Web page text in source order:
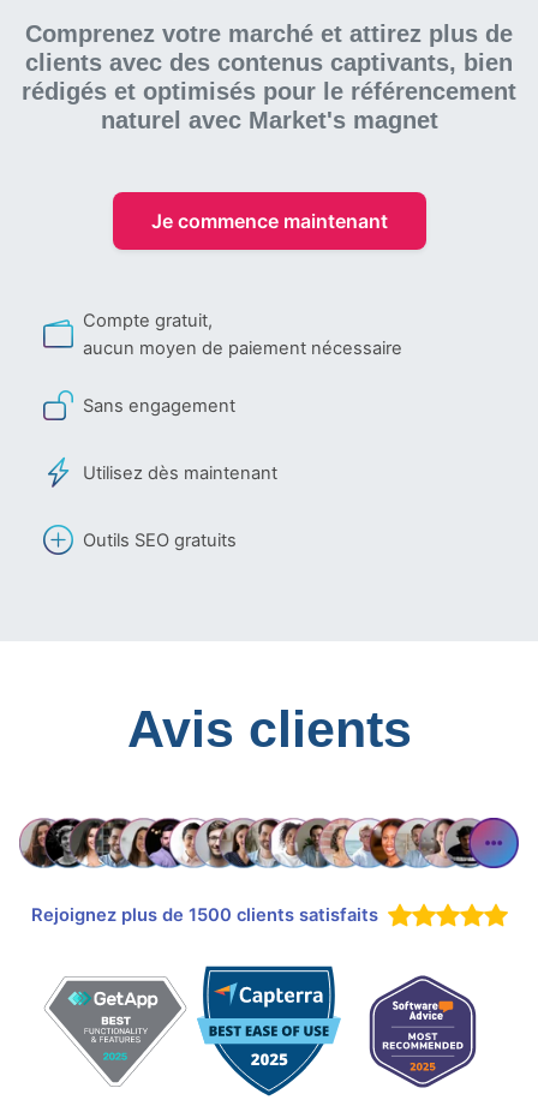
Comprenez votre marché et attirez plus de
clients avec des contenus captivants, bien
rédigés et optimisés pour le référencement
naturel avec Market's magnet
Je commence maintenant
Compte gratuit,
aucun moyen de paiement nécessaire
Sans engagement
Utilisez dès maintenant
Outils SEO gratuits
Avis clients
Rejoignez plus de 1500 clients satisfaits